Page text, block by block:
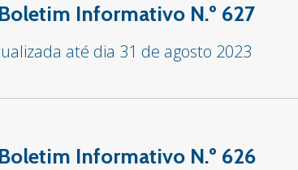
Informativo N.º 627
até dia 31 de agosto 2023
Informativo N.º 626